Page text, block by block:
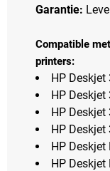
Garantie:
Compatible
printers:
HP Deskjet
HP Deskjet
HP Deskjet
HP Deskjet
HP Deskjet
HP Deskjet